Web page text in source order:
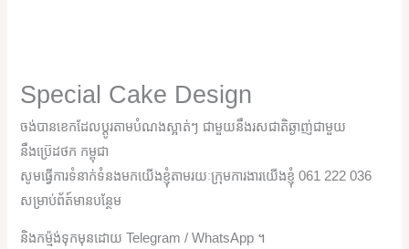
Special Cake Design
ចង់បានខេកដែលប្តូរតាមបំណងស្អាត់ៗ ជាមួយនឹងរសជាតិឆ្ងាញ់ជាមួយ
នឹងប្រ៊េដថក កម្ពុជា
សូមធ្វើការទំនាក់ទំនងមកយើងខ្ញុំតាមរយៈក្រុមការងារយើងខ្ញុំ 061 222 036
សម្រាប់ព័ត៍មានបន្ថែម
និងកម្ម៉ង់ទុកមុនដោយ Telegram / WhatsApp ។